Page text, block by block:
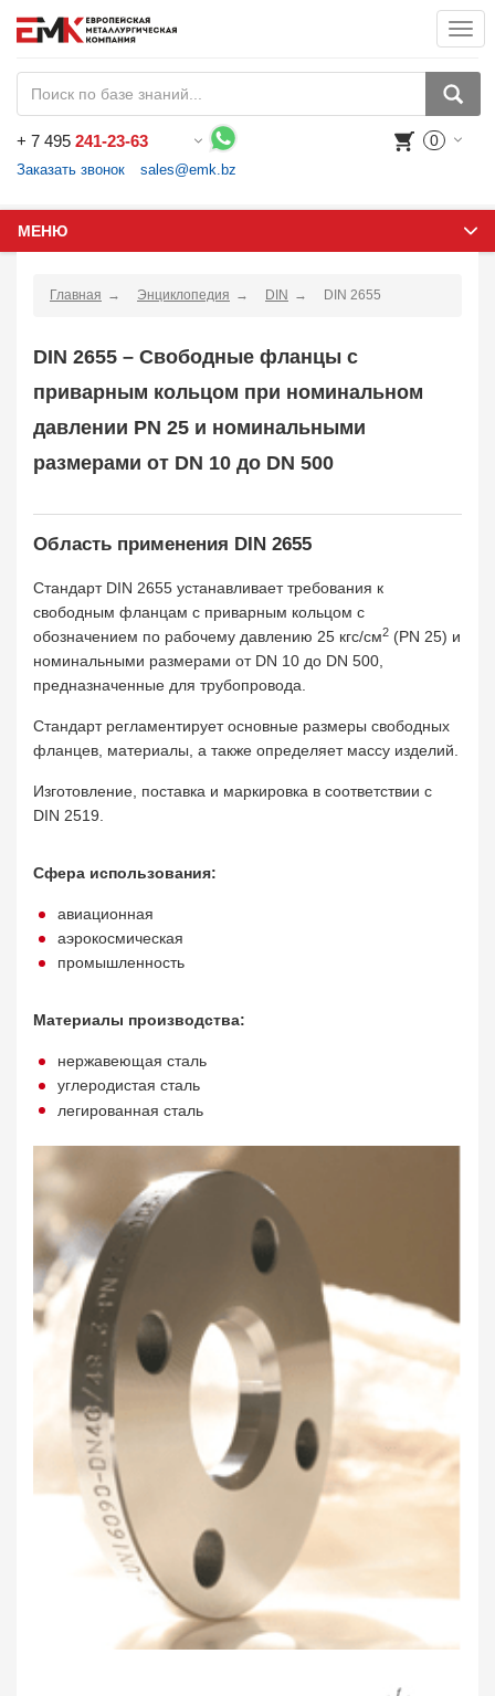
+ 7 495 241-23-63
Заказать звонок sales@emk.bz
0
МЕНЮ
Главная Энциклопедия DIN DIN 2655
DIN 2655 – Свободные фланцы с
приварным кольцом при номинальном
давлении PN 25 и номинальными
размерами от DN 10 до DN 500
Область применения DIN 2655
Стандарт DIN 2655 устанавливает требования к
свободным фланцам с приварным кольцом с
обозначением по рабочему давлению 25 кгс/см2 (PN 25) и
номинальными размерами от DN 10 до DN 500,
предназначенные для трубопровода.
Стандарт регламентирует основные размеры свободных
фланцев, материалы, а также определяет массу изделий.
Изготовление, поставка и маркировка в соответствии с
DIN 2519.
Сфера использования:
авиационная
аэрокосмическая
промышленность
Материалы производства:
нержавеющая сталь
углеродистая сталь
легированная сталь